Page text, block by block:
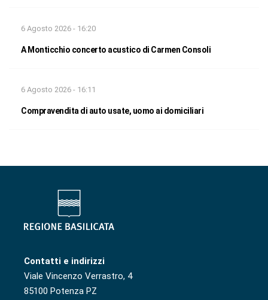
6 Agosto 2026 - 16:20
A Monticchio concerto acustico di Carmen Consoli
6 Agosto 2026 - 16:11
Compravendita di auto usate, uomo ai domiciliari
Contatti e indirizzi
Viale Vincenzo Verrastro, 4
85100 Potenza PZ